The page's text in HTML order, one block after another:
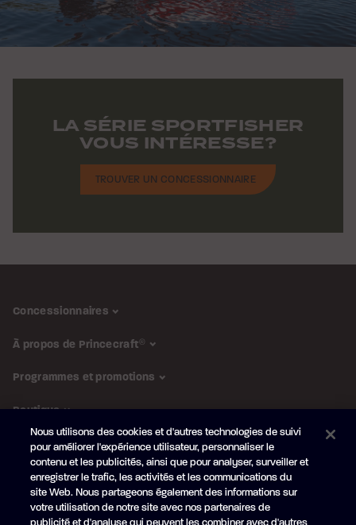
LA SÉRIE SPORTFISHER
VOUS INTÉRESSE?
TROUVER UN CONCESSIONNAIRE
Concessionnaires
À propos de Princecraft®
Programmes et promotions
Boutique
SUIVEZ-NOUS
Abonnez-vous à l'infolettre
Obtenez en primeur nosnouveautés et promotions
Nous utilisons des cookies et d'autres technologies de suivi
pour améliorer l'expérience utilisateur, personnaliser le
contenu et les publicités, ainsi que pour analyser, surveiller et
enregistrer le trafic, les activités et les communications du
site Web. Nous partageons également des informations sur
votre utilisation de notre site avec nos partenaires de